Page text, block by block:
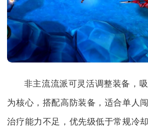
非主流流派可灵活调整装备，
为核心，搭配高防装备，适合单人
治疗能力不足，优先级低于常规冷